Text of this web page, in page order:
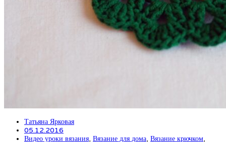
Татьяна Ярковая
05.12.2016
Видео уроки вязания, Вязание для дома, Вязание крючком,